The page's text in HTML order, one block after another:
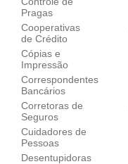
Pragas
Cooperativas
de Crédito
Cópias e
Impressão
Correspondentes
Bancários
Corretoras de
Seguros
Cuidadores de
Pessoas
Desentupidoras